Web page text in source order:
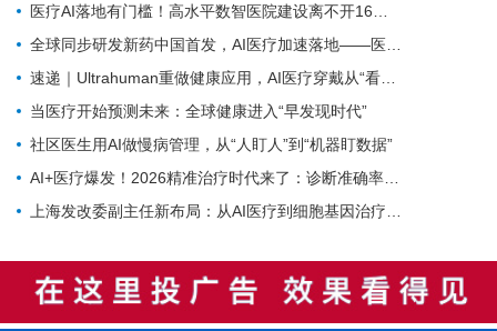
医疗AI落地有门槛！高水平数智医院建设离不开16个能力（附自查表）
全球同步研发新药中国首发，AI医疗加速落地——医疗前沿资讯速览
速递｜Ultrahuman重做健康应用，AI医疗穿戴从“看数据”转向“给行动”
当医疗开始预测未来：全球健康进入“早发现时代”
社区医生用AI做慢病管理，从“人盯人”到“机器盯数据”
AI+医疗爆发！2026精准治疗时代来了：诊断准确率98%+，100+罕见病不再“无药可医”？
上海发改委副主任新布局：从AI医疗到细胞基因治疗，探寻前沿医疗产业增长密码